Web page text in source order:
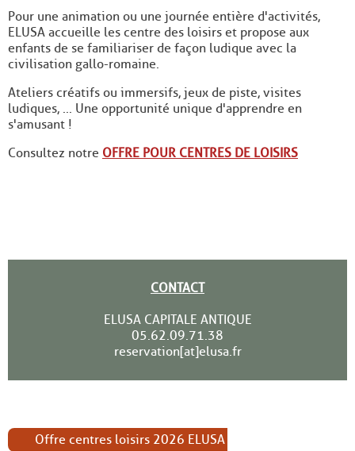
Pour une animation ou une journée entière d'activités,
ELUSA accueille les centre des loisirs et propose aux
enfants de se familiariser de façon ludique avec la
civilisation gallo-romaine.
Ateliers créatifs ou immersifs, jeux de piste, visites
ludiques, ... Une opportunité unique d'apprendre en
s'amusant !
Consultez notre OFFRE POUR CENTRES DE LOISIRS
CONTACT
ELUSA CAPITALE ANTIQUE
05.62.09.71.38
reservation[at]elusa.fr
Offre centres loisirs 2026 ELUSA